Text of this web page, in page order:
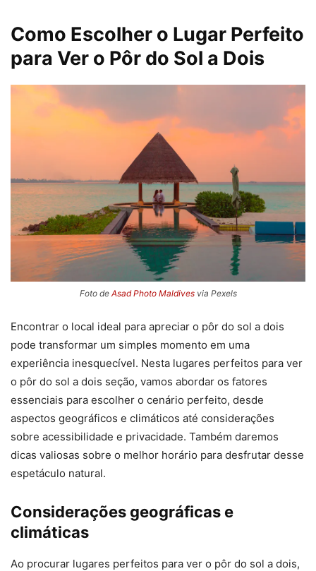
Como Escolher o Lugar Perfeito
para Ver o Pôr do Sol a Dois
Foto de Asad Photo Maldivesvia Pexels
Encontrar o local ideal para apreciar o pôr do sol a dois
pode transformar um simples momento em uma
experiência inesquecível. Nesta lugares perfeitos para ver
o pôr do sol a dois seção, vamos abordar os fatores
essenciais para escolher o cenário perfeito, desde
aspectos geográficos e climáticos até considerações
sobre acessibilidade e privacidade. Também daremos
dicas valiosas sobre o melhor horário para desfrutar desse
espetáculo natural.
Considerações geográficas e
climáticas
Ao procurar lugares perfeitos para ver o pôr do sol a dois,